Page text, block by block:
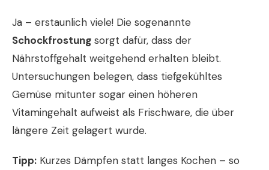
Ja – erstaunlich viele! Die sogenannte
Schockfrostung sorgt dafür, dass der
Nährstoffgehalt weitgehend erhalten bleibt.
Untersuchungen belegen, dass tiefgekühltes
Gemüse mitunter sogar einen höheren
Vitamingehalt aufweist als Frischware, die über
längere Zeit gelagert wurde.
Tipp: Kurzes Dämpfen statt langes Kochen – so